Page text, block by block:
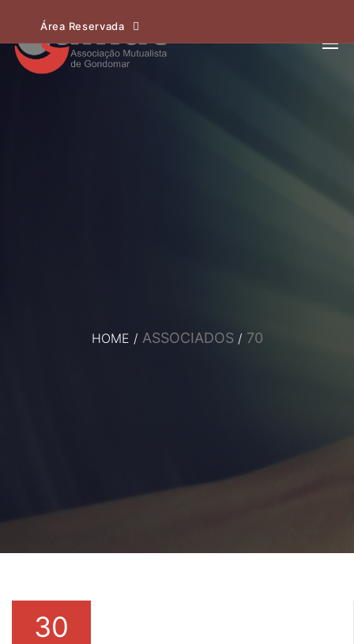
Área Reservada
HOME / ASSOCIADOS / 70
30